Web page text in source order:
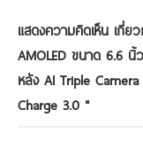
แสดงความคิดเห็น เกี่ย
AMOLED ขนาด 6.6
หลัง AI Triple
Charge 3.0 "